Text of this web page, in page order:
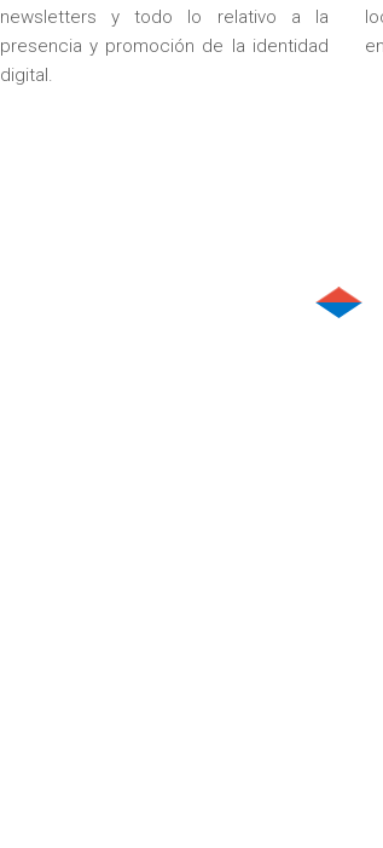
newsletters y todo lo relativo a la
presencia y promoción de la identidad
digital.